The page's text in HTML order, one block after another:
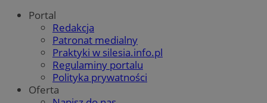
Portal
Redakcja
Patronat medialny
Praktyki w silesia.info.pl
Regulaminy portalu
Polityka prywatności
Oferta